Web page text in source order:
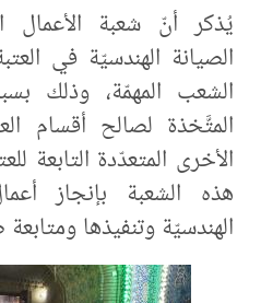
يُذكر أنّ شعبة الأعمال
الصيانة الهندسيّة في
الشعب المهمّة، وذلك
المتَّخذة لصالح أقسام
الأخرى المتعدّدة التابعة
هذه الشعبة بإنجاز
الهندسيّة وتنفيذها ومتابعة